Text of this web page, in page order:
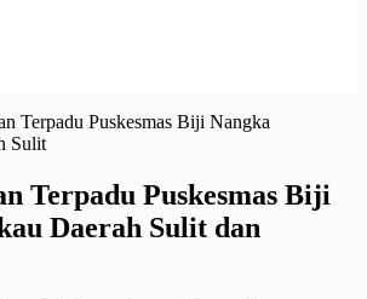
Terpadu Puskesmas Biji
Daerah Sulit dan